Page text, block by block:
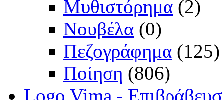
Μυθιστόρημα (2)
Νουβέλα (0)
Πεζογράφημα (125)
Ποίηση (806)
Logo Vima -